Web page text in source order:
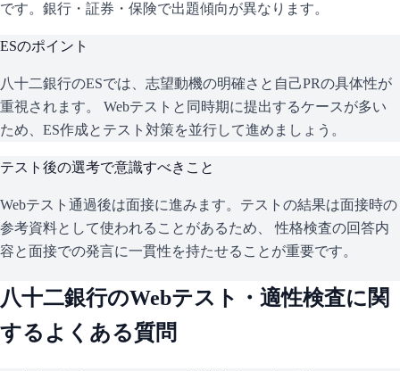
です。銀行・証券・保険で出題傾向が異なります。
ESのポイント
八十二銀行のESでは、志望動機の明確さと自己PRの具体性が
重視されます。 Webテストと同時期に提出するケースが多い
ため、ES作成とテスト対策を並行して進めましょう。
テスト後の選考で意識すべきこと
Webテスト通過後は面接に進みます。テストの結果は面接時の
参考資料として使われることがあるため、 性格検査の回答内
容と面接での発言に一貫性を持たせることが重要です。
八十二銀行のWebテスト・適性検査に関
するよくある質問